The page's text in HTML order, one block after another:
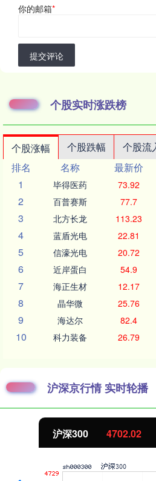
你的邮箱*
提交评论
个股实时涨跌榜
个股涨幅 个股跌幅 个股流
排名
名称 最新价
1
毕得医药 73.92
2 百普赛斯 77.7
3 北方长龙 113.23
4 蓝盾光电 22.81
5 信濠光电 20.72
6 近岸蛋白 54.9
7 海正生材 12.17
8 晶华微 25.76
9 海达尔 82.4
10 科力装备 26.79
沪深京行情 实时轮播
沪深300 4702.02